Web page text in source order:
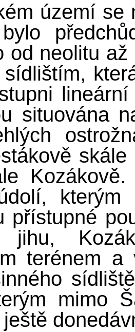
území se
od neolitu
situována
kterým
přístupné
terénem
mimo